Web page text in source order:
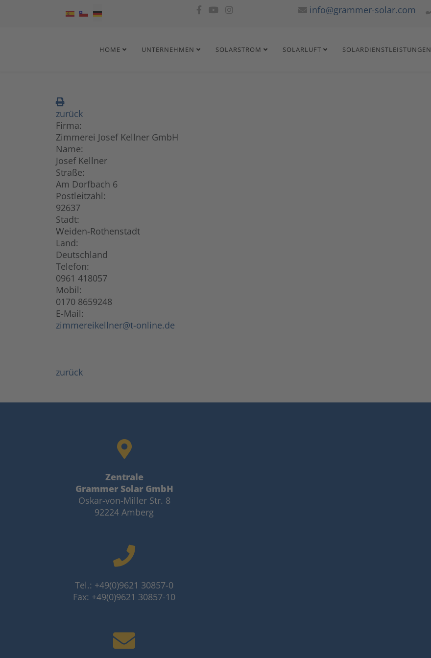
Sprache auswählen info@grammer-solar.com
HOME UNTERNEHMEN SOLARSTROM SOLARLUFT SOLARDIENSTLEISTUNGEN
zurück
Firma:
Zimmerei Josef Kellner GmbH
Name:
Josef Kellner
Straße:
Am Dorfbach 6
Postleitzahl:
92637
Stadt:
Weiden-Rothenstadt
Land:
Deutschland
Telefon:
0961 418057
Mobil:
0170 8659248
E-Mail:
zimmereikellner@t-online.de
zurück
Zentrale
Grammer Solar GmbH
Oskar-von-Miller Str. 8
92224 Amberg
Tel.: +49(0)9621 30857-0
Fax: +49(0)9621 30857-10